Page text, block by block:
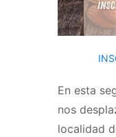
En esta
nos
localidad